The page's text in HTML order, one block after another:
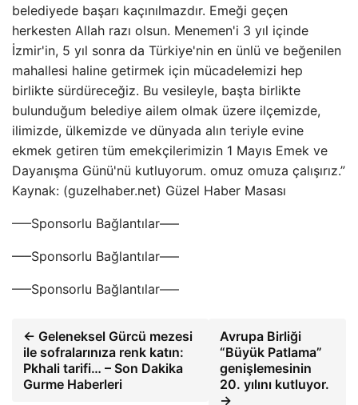
belediyede başarı kaçınılmazdır. Emeği geçen
herkesten Allah razı olsun. Menemen'i 3 yıl içinde
İzmir'in, 5 yıl sonra da Türkiye'nin en ünlü ve beğenilen
mahallesi haline getirmek için mücadelemizi hep
birlikte sürdüreceğiz. Bu vesileyle, başta birlikte
bulunduğum belediye ailem olmak üzere ilçemizde,
ilimizde, ülkemizde ve dünyada alın teriyle evine
ekmek getiren tüm emekçilerimizin 1 Mayıs Emek ve
Dayanışma Günü'nü kutluyorum. omuz omuza çalışırız.”
Kaynak: (guzelhaber.net) Güzel Haber Masası
—–Sponsorlu Bağlantılar—–
—–Sponsorlu Bağlantılar—–
—–Sponsorlu Bağlantılar—–
← Geleneksel Gürcü mezesi
ile sofralarınıza renk katın:
Pkhali tarifi… – Son Dakika
Gurme Haberleri
Avrupa Birliği
“Büyük Patlama”
genişlemesinin
20. yılını kutluyor.
→